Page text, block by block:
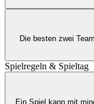
Die besten zwei
Spielregeln & Spieltag
Ein Spiel kann mit